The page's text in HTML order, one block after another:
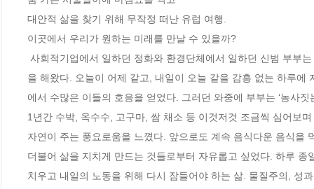
대안적 삶을 찾기 위해 무작정 떠난 유럽 여행.
이곳에서 우리가 원하는 미래를 만날 수 있을까?
을 해왔다. 오늘이 어제 같고, 내일이 오늘 같을 감흥 없는 하루
에서 수많은 이들의 호응을 얻었다. 그러던 와중에 부부는 ‘농사
1년간 수박, 옥수수, 고구마, 쌈 채소 등 이것저것 조금씩 심어보
자연이 주는 풍요로움을 느꼈다. 앞으로도 계속 음식다운 음식을
더불어 삶을 지치게 만드는 것들로부터 자유롭고 싶었다. 하루
치우고 내일의 노동을 위해 다시 잠들어야 하는 삶. 물질주의, 성